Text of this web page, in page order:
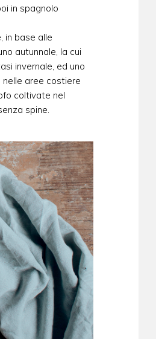
in spagnolo
in base alle
autunnale, la cui
invernale, ed uno
aree costiere
coltivate nel
spine.